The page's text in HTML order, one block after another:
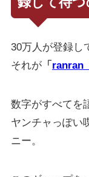
30万人が登録し
それが「
数字がすべてを
ヤンチャっぽい
ニー。